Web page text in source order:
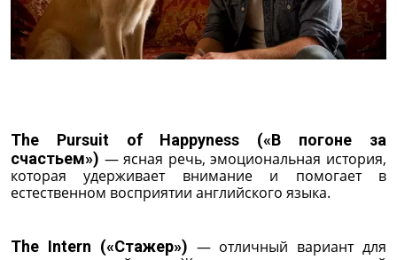
The Pursuit of Happyness («В погоне за
счастьем») — ясная речь, эмоциональная история,
которая удерживает внимание и помогает в
естественном восприятии английского языка.
The Intern («Стажер») — отличный вариант для